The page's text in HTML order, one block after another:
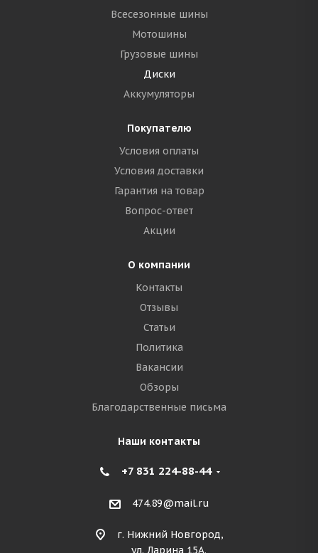
Всесезонные шины
Мотошины
Грузовые шины
Диски
Аккумуляторы
Покупателю
Условия оплаты
Условия доставки
Гарантия на товар
Вопрос-ответ
Акции
О компании
Контакты
Отзывы
Статьи
Политика
Вакансии
Обзоры
Благодарственные письма
Наши контакты
+7 831 224-88-44
474.89@mail.ru
г. Нижний Новгород,
ул. Ларина 15А.